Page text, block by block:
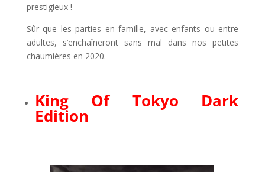
prestigieux !
Sûr que les parties en famille, avec enfants ou entre
adultes, s’enchaîneront sans mal dans nos petites
chaumières en 2020.
King Of Tokyo Dark
Edition